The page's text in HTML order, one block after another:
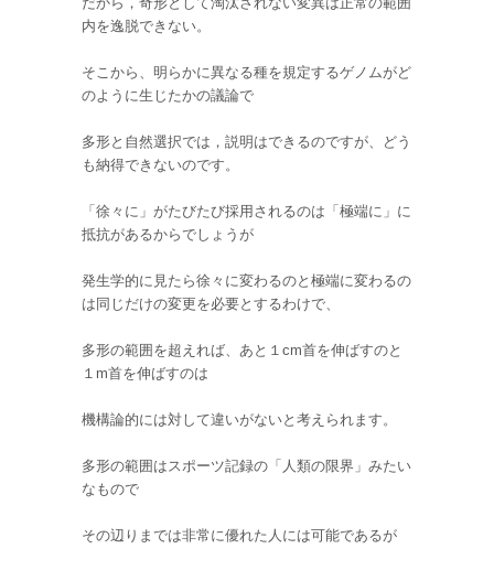
内を逸脱できない。
そこから、明らかに異なる種を規定するゲノムがど
のように生じたかの議論で
多形と自然選択では，説明はできるのですが、どう
も納得できないのです。
「徐々に」がたびたび採用されるのは「極端に」に
抵抗があるからでしょうが
発生学的に見たら徐々に変わるのと極端に変わるの
は同じだけの変更を必要とするわけで、
多形の範囲を超えれば、あと１ cm首を伸ばすのと
１ m首を伸ばすのは
機構論的には対して違いがないと考えられます。
多形の範囲はスポーツ記録の「人類の限界」みたい
なもので
その辺りまでは非常に優れた人には可能であるが